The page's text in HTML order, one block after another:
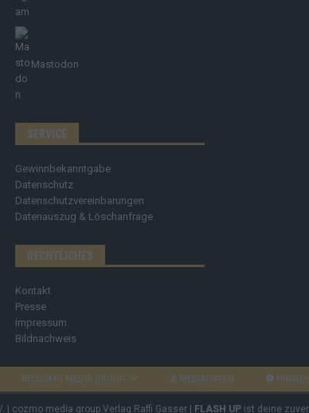
Mastodon
SERVICE
Gewinnbekanntgabe
Datenschutz
Datenschutzvereinbarungen
Datenauszug & Löschanfrage
RECHTLICHES
Kontakt
Presse
Impressum
Bildnachweis
COZMO MEDIA GROUP MEDIADATEN
cozmo media group Verlag Raffi Gasser | FLASH UP ist deine